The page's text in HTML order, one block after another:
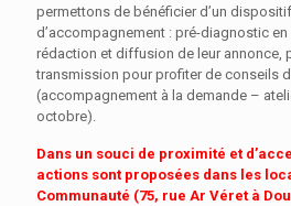
permettons de bénéficier d’un
d’accompagnement : pré-diagnostic en
rédaction et diffusion de leur annonce,
transmission pour profiter de conseils
(accompagnement à la demande –
octobre).
Dans un souci de proximité et
actions sont proposées dans les
Communauté (75, rue Ar Véret à